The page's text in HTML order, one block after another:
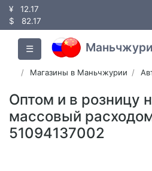
¥
12.17
$
82.17
☰
Магазины в Маньчжурии
Оптом и в розницу
массовый
51094137002